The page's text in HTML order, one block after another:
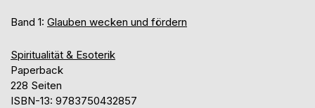
Band 1: Glauben wecken und fördern
Spiritualität & Esoterik
Paperback
228 Seiten
ISBN-13: 9783750432857